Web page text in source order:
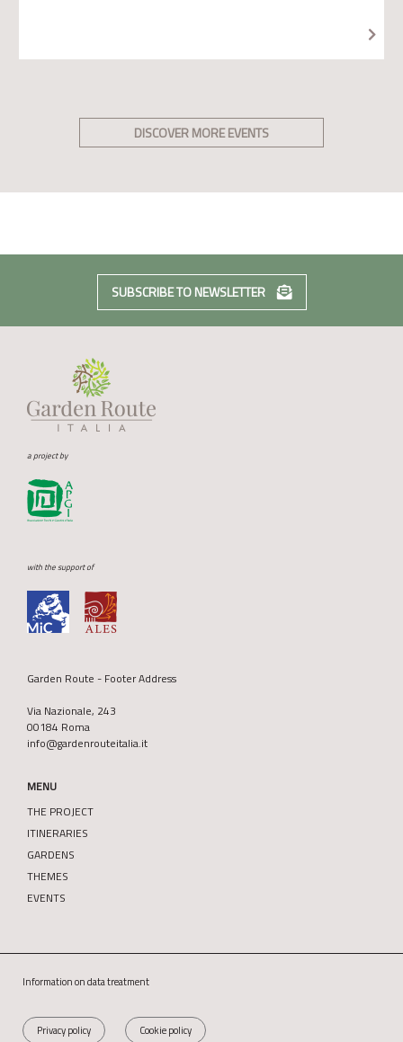
DISCOVER MORE EVENTS
SUBSCRIBE TO NEWSLETTER
a project by
with the support of
Garden Route - Footer Address
Via Nazionale, 243
00184 Roma
info@gardenrouteitalia.it
MENU
THE PROJECT
ITINERARIES
GARDENS
THEMES
EVENTS
Information on data treatment
Privacy policy Cookie policy